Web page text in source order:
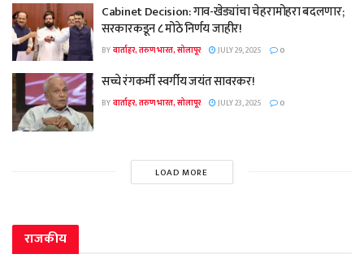
Cabinet Decision: गाव-खेड्यांचा चेहरामोहरा बदलणार;
सरकारकडून ८ मोठे निर्णय जाहीर!
BYवार्ताहर, तरुण भारत, सोलापूर JULY 29, 2025 0
सच्चे रंगकर्मी स्वर्गीय जयंत सावरकर!
BYवार्ताहर, तरुण भारत, सोलापूर JULY 23, 2025 0
LOAD MORE
राजकीय